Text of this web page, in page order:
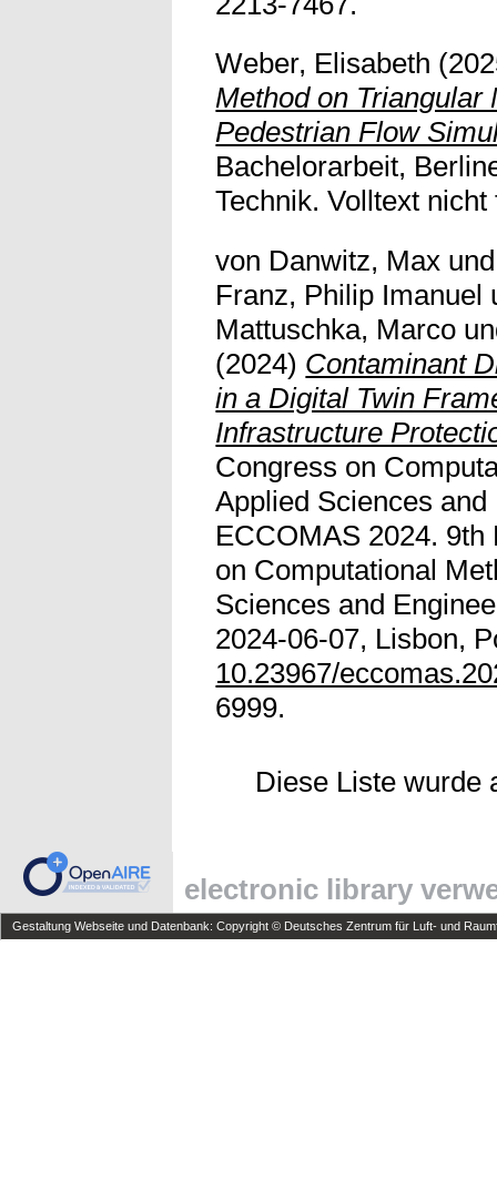
Weber, Elisabeth
Method on Triangular
Pedestrian Flow
Bachelorarbeit,
Technik. Volltext nicht
von Danwitz, Max
Franz, Philip Imanuel
Mattuschka, Marco
(2024) Contaminant
in a Digital Twin
Infrastructure
Congress on
Applied Sciences
ECCOMAS 2024.
on Computational
Sciences and
2024-06-07, Lisbon,
10.23967/
6999.
Diese Liste wurde
electronic library
Gestaltung Webseite und Datenbank: Copyright © Deutsches Zentrum für Luft- und